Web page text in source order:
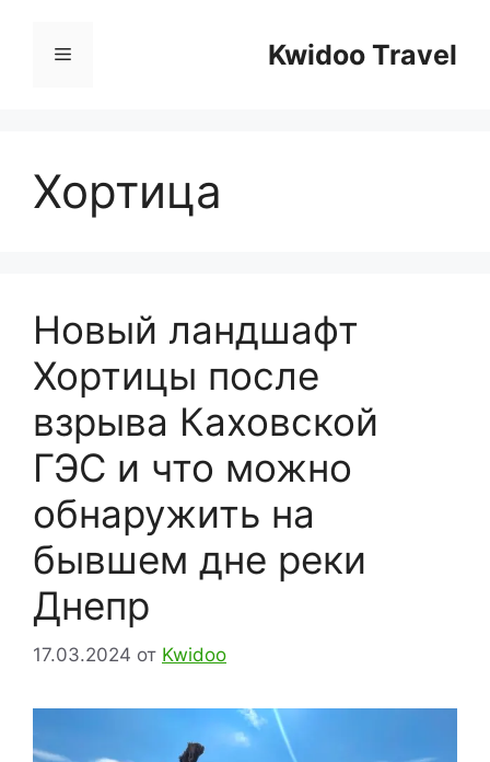
содержимому
Kwidoo Travel
Меню
Хортица
Новый ландшафт
Хортицы после
взрыва Каховской
ГЭС и что можно
обнаружить на
бывшем дне реки
Днепр
17.03.2024 от Kwidoo